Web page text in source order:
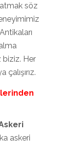
söz
biziz. Her
askeri